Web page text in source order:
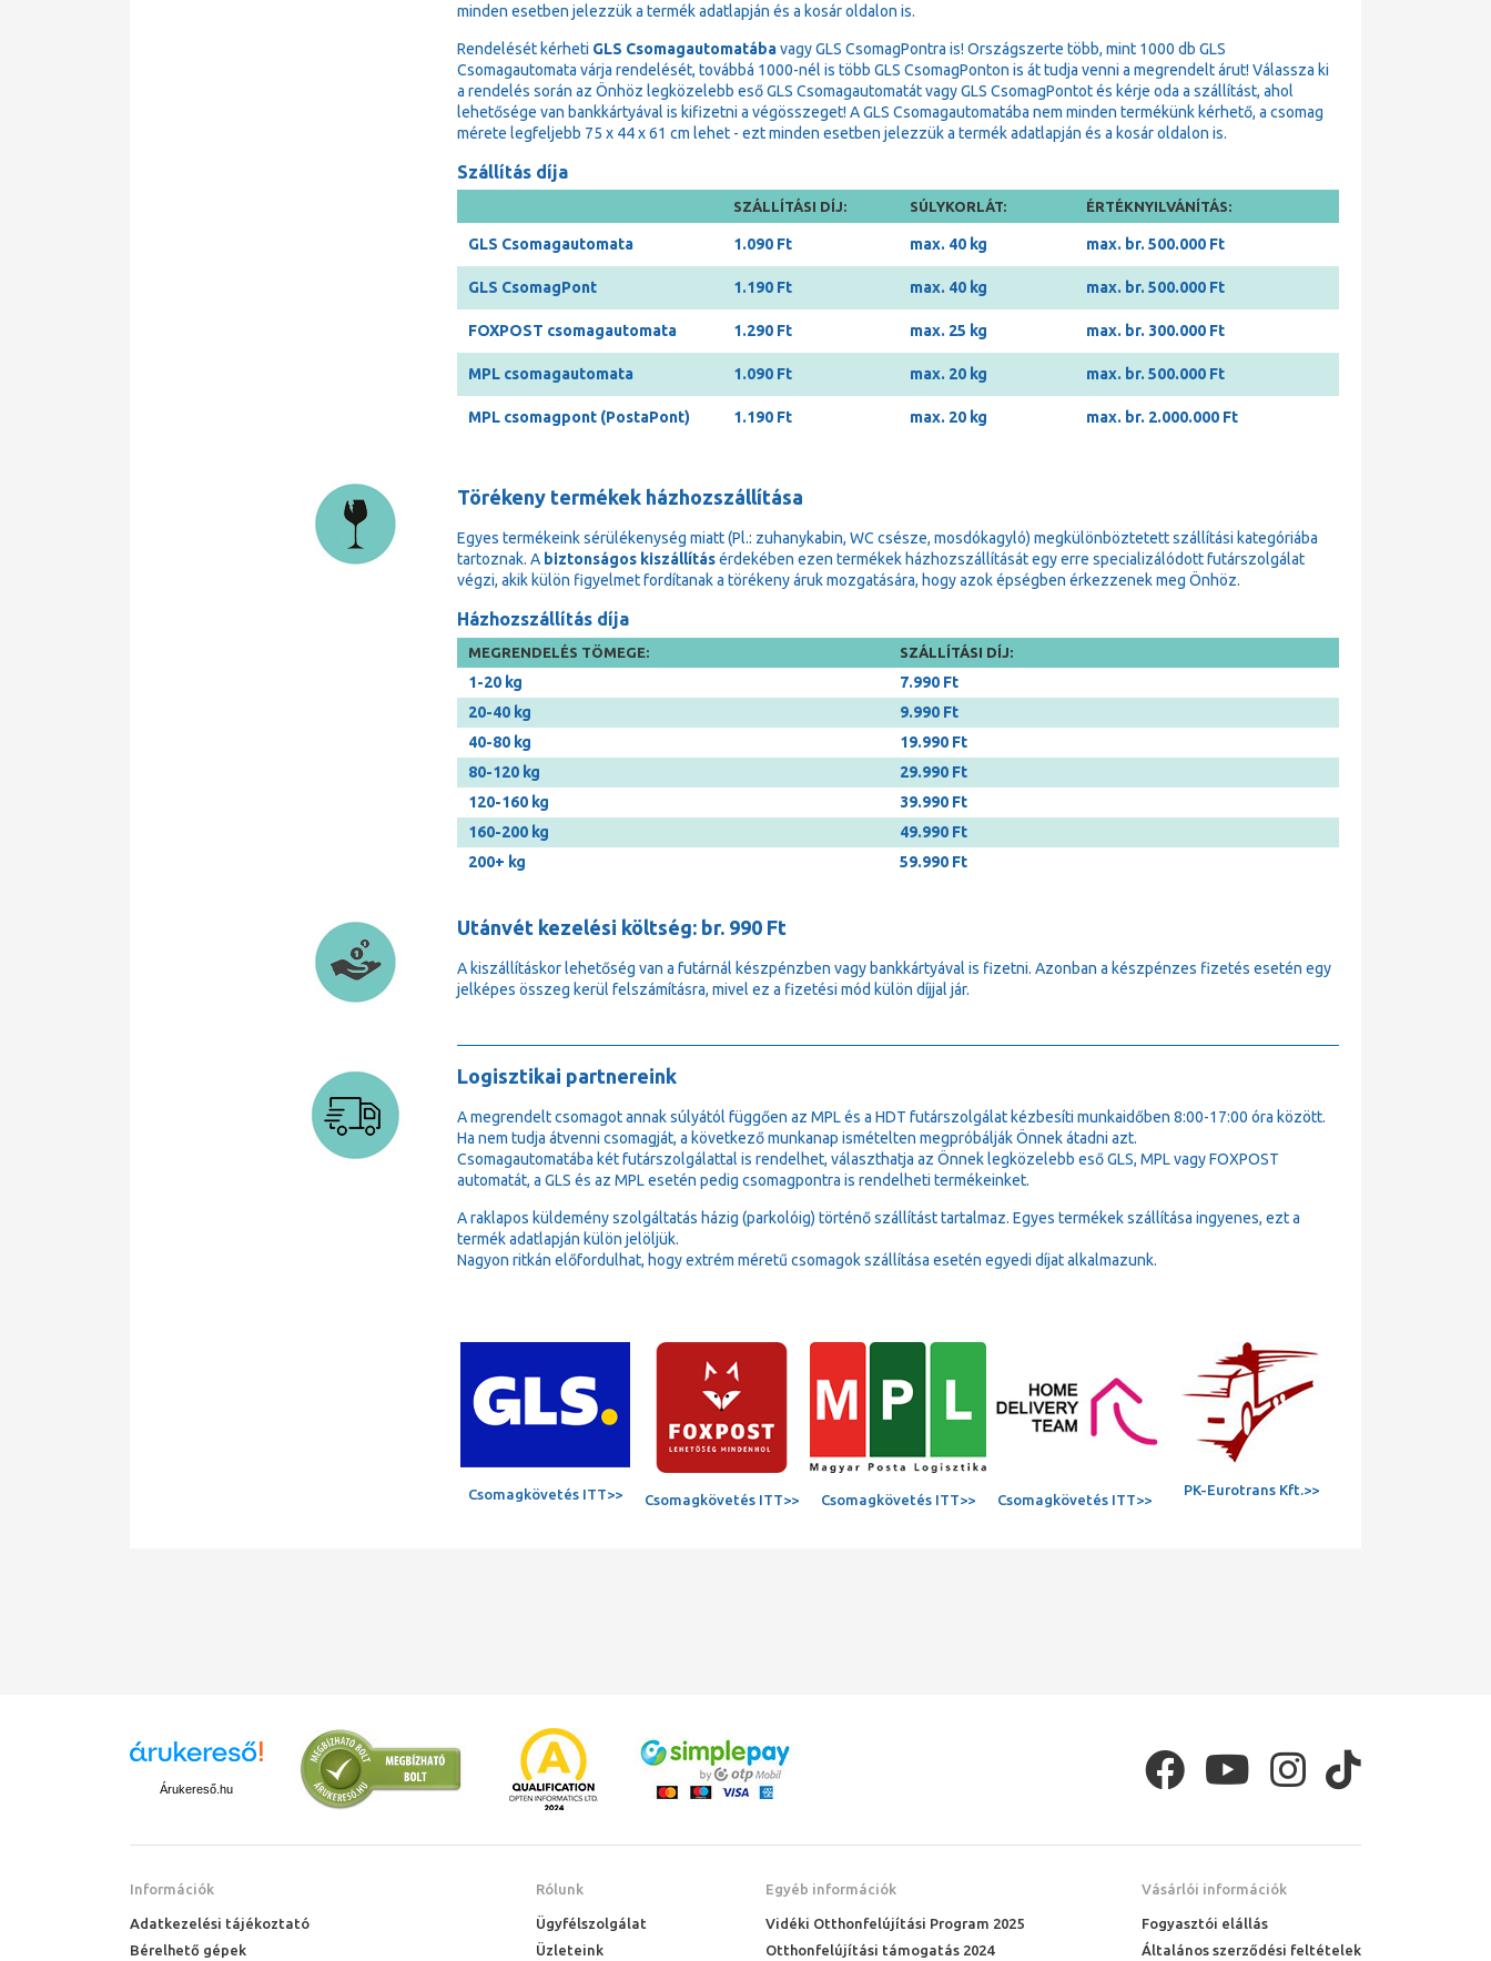
minden esetben jelezzük a termék adatlapján és a kosár oldalon is.
Rendelését kérheti GLS Csomagautomatábavagy GLS CsomagPontra is! Országszerte több, mint 1000 db GLS
Csomagautomata várja rendelését, továbbá 1000-nél is több GLS CsomagPonton is át tudja venni a megrendelt árut! Válassza ki
a rendelés során az Önhöz legközelebb eső GLS Csomagautomatát vagy GLS CsomagPontot és kérje oda a szállítást, ahol
lehetősége van bankkártyával is kifizetni a végösszeget! A GLS Csomagautomatába nem minden termékünk kérhető, a csomag
mérete legfeljebb 75 x 44 x 61 cm lehet - ezt minden esetben jelezzük a termék adatlapján és a kosár oldalon is.
Szállítás díja
SZÁLLÍTÁSI DÍJ: SÚLYKORLÁT: ÉRTÉKNYILVÁNÍTÁS:
GLS Csomagautomata 1.090 Ft max. 40 kg max. br. 500.000 Ft
GLS CsomagPont 1.190 Ft max. 40 kg max. br. 500.000 Ft
FOXPOST csomagautomata 1.290 Ft max. 25 kg max. br. 300.000 Ft
MPL csomagautomata 1.090 Ft max. 20 kg max. br. 500.000 Ft
MPL csomagpont (PostaPont) 1.190 Ft max. 20 kg max. br. 2.000.000 Ft
Törékeny termékek házhozszállítása
Egyes termékeink sérülékenység miatt (Pl.: zuhanykabin, WC csésze, mosdókagyló) megkülönböztetett szállítási kategóriába
tartoznak. A biztonságos kiszállításérdekében ezen termékek házhozszállítását egy erre specializálódott futárszolgálat
végzi, akik külön figyelmet fordítanak a törékeny áruk mozgatására, hogy azok épségben érkezzenek meg Önhöz.
Házhozszállítás díja
MEGRENDELÉS TÖMEGE: SZÁLLÍTÁSI DÍJ:
1-20 kg
7.990 Ft
20-40 kg
9.990 Ft
40-80 kg
19.990 Ft
80-120 kg
29.990 Ft
120-160 kg
39.990 Ft
160-200 kg
49.990 Ft
200+ kg
59.990 Ft
Utánvét kezelési költség: br. 990 Ft
A kiszállításkor lehetőség van a futárnál készpénzben vagy bankkártyával is fizetni. Azonban a készpénzes fizetés esetén egy
jelképes összeg kerül felszámításra, mivel ez a fizetési mód külön díjjal jár.
Logisztikai partnereink
A megrendelt csomagot annak súlyától függően az MPL és a HDT futárszolgálat kézbesíti munkaidőben 8:00-17:00 óra között.
Ha nem tudja átvenni csomagját, a következő munkanap ismételten megpróbálják Önnek átadni azt.
Csomagautomatába két futárszolgálattal is rendelhet, választhatja az Önnek legközelebb eső GLS, MPL vagy FOXPOST
automatát, a GLS és az MPL esetén pedig csomagpontra is rendelheti termékeinket.
A raklapos küldemény szolgáltatás házig (parkolóig) történő szállítást tartalmaz. Egyes termékek szállítása ingyenes, ezt a
termék adatlapján külön jelöljük.
Nagyon ritkán előfordulhat, hogy extrém méretű csomagok szállítása esetén egyedi díjat alkalmazunk.
Csomagkövetés ITT>> Csomagkövetés ITT>> Csomagkövetés ITT>> Csomagkövetés ITT>>
PK-Eurotrans Kft.>>
Árukereső.hu
Információk
Adatkezelési tájékoztató
Bérelhető gépek
Rólunk
Ügyfélszolgálat
Üzleteink
Egyéb információk
Vidéki Otthonfelújítási Program 2025
Otthonfelújítási támogatás 2024
Vásárlói információk
Fogyasztói elállás
Általános szerződési feltételek